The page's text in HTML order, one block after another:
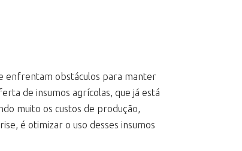
enfrentam obstáculos para manter
de insumos agrícolas, que já está
muito os custos de produção,
é otimizar o uso desses insumos